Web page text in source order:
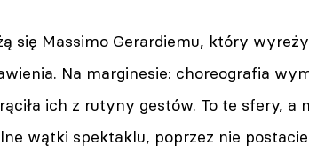
się Massimo Gerardiemu, który
Na marginesie: choreografia
ich z rutyny gestów. To te sfery, a
wątki spektaklu, poprzez nie